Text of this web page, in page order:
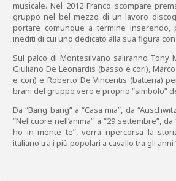
musicale. Nel 2012 Franco scompare
gruppo nel bel mezzo di un lavoro
portare comunque a termine inserendo,
inediti di cui uno dedicato alla sua figura con
Sul palco di Montesilvano saliranno Tony
Giuliano De Leonardis (basso e cori),
e cori) e Roberto De Vincentis (batteria)
brani del gruppo vero e proprio “simbolo”
Da “Bang bang” a “Casa mia”, da
“Nel cuore nell’anima” a “29 settembre”,
ho in mente te”, verrà ripercorsa la
italiano tra i più popolari a cavallo tra gli anni